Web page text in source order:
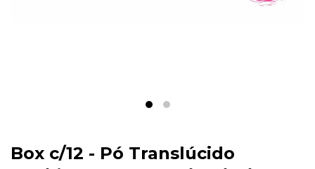
Box c/12 - Pó Translúcido